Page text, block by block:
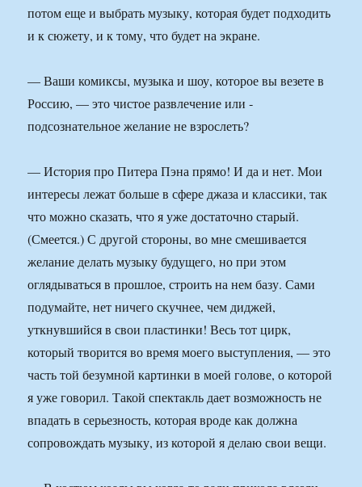
потом еще и выбрать музыку, которая будет подходить
и к сюжету, и к тому, что будет на экране.
— Ваши комиксы, музыка и шоу, которое вы везете в
Россию, — это чистое развлечение или ­
подсознательное желание не взрослеть?
— История про Питера Пэна прямо! И да и нет. Мои
интересы лежат больше в сфере джаза и классики, так
что можно сказать, что я уже достаточно старый.
(Смеется.) С другой стороны, во мне смешивается
желание делать музыку будущего, но при этом
оглядываться в прошлое, строить на нем базу. Сами
подумайте, нет ничего скучнее, чем диджей,
уткнувшийся в свои пластинки! Весь тот цирк,
который творится во время моего выступления, — это
часть той безумной картинки в моей голове, о которой
я уже говорил. Такой спектакль дает возможность не
впадать в серьезность, которая вроде как должна
сопровождать музыку, из которой я делаю свои вещи.